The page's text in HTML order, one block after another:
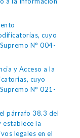
cuyo
N° 004-
y Acceso a la
cuyo
N° 021-
párrafo 38.3 del
establece la
legales en el